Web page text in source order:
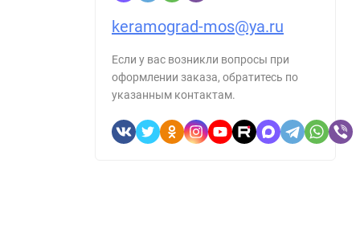
keramograd-mos@ya.ru
Если у вас возникли вопросы при
оформлении заказа, обратитесь по
указанным контактам.